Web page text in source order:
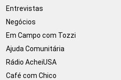
Entrevistas
Negócios
Em Campo com Tozzi
Ajuda Comunitária
Rádio AcheiUSA
Café com Chico